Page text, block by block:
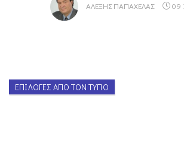
ΑΛΈΞΗΣ ΠΑΠΑΧΕΛΆΣ 09
ΕΠΙΛΟΓΈΣ ΑΠΌ ΤΟΝ ΤΎΠΟ